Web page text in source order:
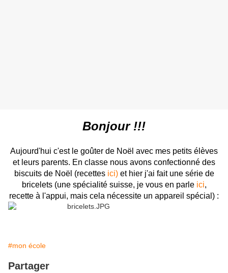
Bonjour !!!
Aujourd'hui c'est le goûter de Noël avec mes petits élèves
et leurs parents. En classe nous avons confectionné des
biscuits de Noël (recettes ici)et hier j'ai fait une série de
bricelets (une spécialité suisse, je vous en parle ici,
recette à l'appui, mais cela nécessite un appareil spécial) :
#mon école
Partager